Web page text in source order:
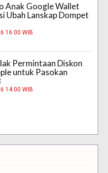
Anak Google Wallet
Ubah Lanskap Dompet
16:00 WIB
Permintaan Diskon
untuk Pasokan
14:00 WIB